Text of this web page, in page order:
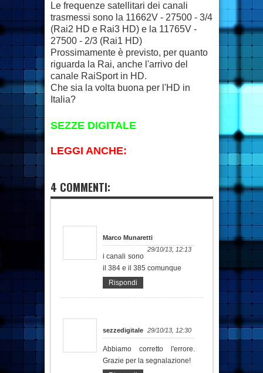
Le frequenze satellitari dei canali
trasmessi sono la 11662V - 27500 - 3/4
(Rai2 HD e Rai3 HD) e la 11765V -
27500 - 2/3 (Rai1 HD)
Prossimamente è previsto, per quanto
riguarda la Rai, anche l'arrivo del
canale RaiSport in HD.
Che sia la volta buona per l'HD in
Italia?
SEZZE DIGITALE
LEGGI ANCHE:
4 COMMENTI:
Marco Munaretti
29/10/13, 12:13
i canali sono
il 384 e il 385 comunque
Rispondi
sezzedigitale 29/10/13, 12:30
Abbiamo corretto l'errore.
Grazie per la segnalazione!